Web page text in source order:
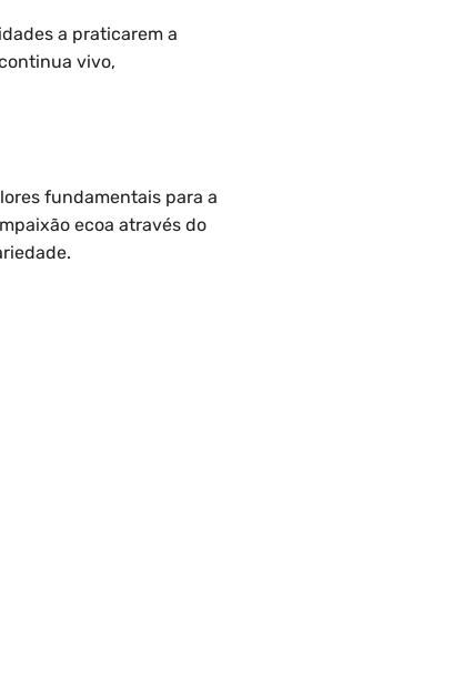
a praticarem a
vivo,
fundamentais para a
ecoa através do